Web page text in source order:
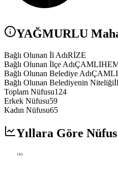
YAĞMURLU
Bağlı Olunan İl AdıRİZE
Bağlı Olunan İlçe Adı
Bağlı Olunan Belediye Adı
Bağlı Olunan Belediyenin Niteliği
Toplam Nüfusu124
Erkek Nüfusu59
Kadın Nüfusu65
Yıllara Göre Nüfus
183